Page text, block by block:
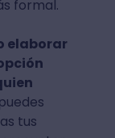
formal.
elaborar
tus